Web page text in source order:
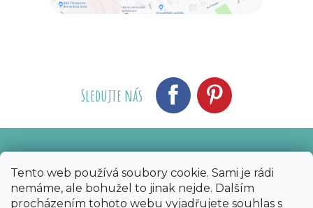
Tento web používá soubory cookie. Sami je rádi
nemáme, ale bohužel to jinak nejde. Dalším
procházením tohoto webu vyjadřujete souhlas s
Sledujte nás
Copyright 2026 Bijoux Components - Svět